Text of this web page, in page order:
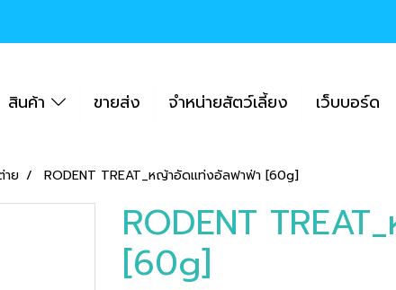
สินค้า ขายส่ง จำหน่ายสัตว์เลี้ยง เว็บบอร์ด
าย RODENT TREAT_หญ้าอัดแท่งอัลฟาฟ่า [60g]
RODENT
[60g]